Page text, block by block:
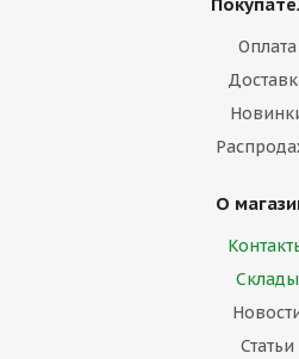
Оплата
О
Склады
Статьи